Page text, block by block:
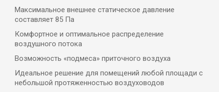
Максимальное внешнее статическое давление
составляет 85 Па
Комфортное и оптимальное распределение
воздушного потока
Возможность «подмеса» приточного воздуха
Идеальное решение для помещений любой площади с
небольшой протяженностью воздуховодов